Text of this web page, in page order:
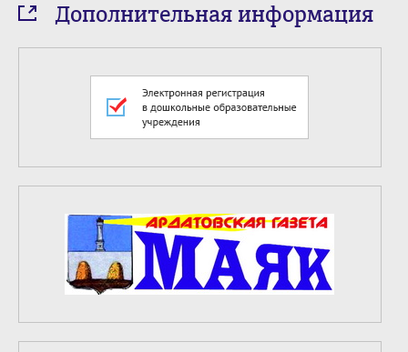
Дополнительная информация